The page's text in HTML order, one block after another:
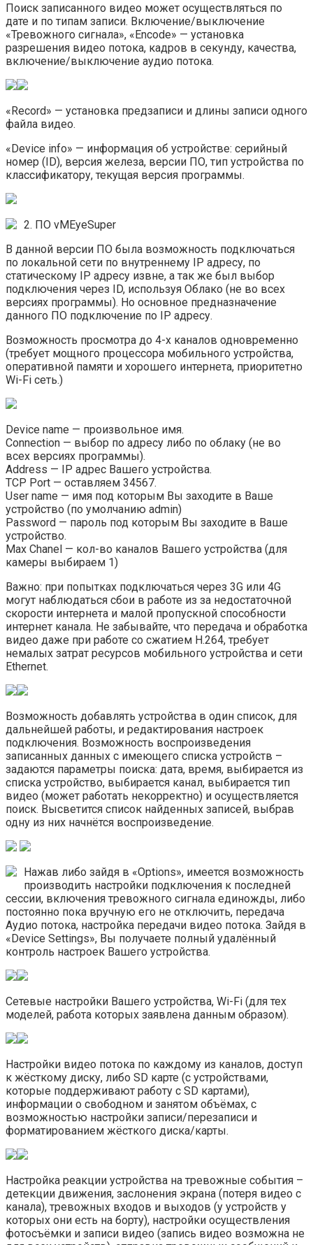
Поиск записанного видео может осуществляться по
дате и по типам записи. Включение/выключение
«Тревожного сигнала», «Encode» — установка
разрешения видео потока, кадров в секунду, качества,
включение/выключение аудио потока.
«Record» — установка предзаписи и длины записи одного
файла видео.
«Device info» — информация об устройстве: серийный
номер (ID), версия железа, версии ПО, тип устройства по
классификатору, текущая версия программы.
2. ПО vMEyeSuper
В данной версии ПО была возможность подключаться
по локальной сети по внутреннему IP адресу, по
статическому IP адресу извне, а так же был выбор
подключения через ID, используя Облако (не во всех
версиях программы). Но основное предназначение
данного ПО подключение по IP адресу.
Возможность просмотра до 4-х каналов одновременно
(требует мощного процессора мобильного устройства,
оперативной памяти и хорошего интернета, приоритетно
Wi-Fi сеть.)
Device name — произвольное имя.
Connection — выбор по адресу либо по облаку (не во
всех версиях программы).
Address — IP адрес Вашего устройства.
TCP Port — оставляем 34567.
User name — имя под которым Вы заходите в Ваше
устройство (по умолчанию admin)
Password — пароль под которым Вы заходите в Ваше
устройство.
Max Chanel — кол-во каналов Вашего устройства (для
камеры выбираем 1)
Важно: при попытках подключаться через 3G или 4G
могут наблюдаться сбои в работе из за недостаточной
скорости интернета и малой пропускной способности
интернет канала. Не забывайте, что передача и обработка
видео даже при работе со сжатием H.264, требует
немалых затрат ресурсов мобильного устройства и сети
Ethernet.
Возможность добавлять устройства в один список, для
дальнейшей работы, и редактирования настроек
подключения. Возможность воспроизведения
записанных данных с имеющего списка устройств –
задаются параметры поиска: дата, время, выбирается из
списка устройство, выбирается канал, выбирается тип
видео (может работать некорректно) и осуществляется
поиск. Высветится список найденных записей, выбрав
одну из них начнётся воспроизведение.
Нажав либо зайдя в «Options», имеется возможность
производить настройки подключения к последней
сессии, включения тревожного сигнала единожды, либо
постоянно пока вручную его не отключить, передача
Аудио потока, настройка передачи видео потока. Зайдя в
«Device Settings», Вы получаете полный удалённый
контроль настроек Вашего устройства.
Сетевые настройки Вашего устройства, Wi-Fi (для тех
моделей, работа которых заявлена данным образом).
Настройки видео потока по каждому из каналов, доступ
к жёсткому диску, либо SD карте (с устройствами,
которые поддерживают работу с SD картами),
информации о свободном и занятом объёмах, с
возможностью настройки записи/перезаписи и
форматированием жёсткого диска/карты.
Настройка реакции устройства на тревожные события –
детекции движения, заслонения экрана (потеря видео с
канала), тревожных входов и выходов (у устройств у
которых они есть на борту), настройки осуществления
фотосъёмки и записи видео (запись видео возможна не